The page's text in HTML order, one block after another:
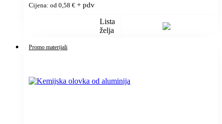
Cijena: od 0,58 € + pdv
Lista
želja
Promo materijali